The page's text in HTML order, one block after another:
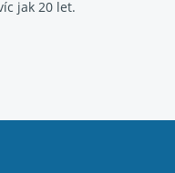
jak 20 let.